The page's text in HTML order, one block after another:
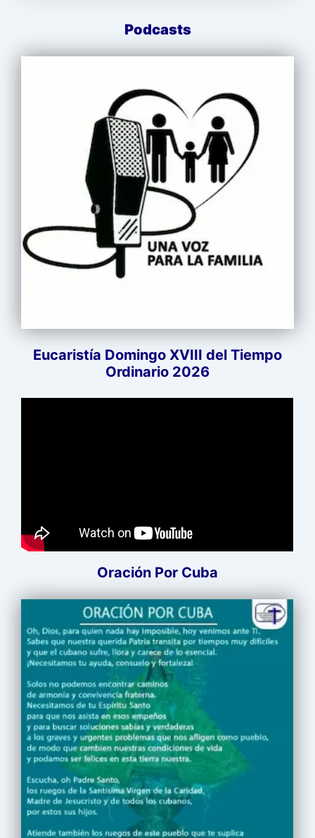
Podcasts
Eucaristía Domingo XVIII del Tiempo
Ordinario 2026
Oración Por Cuba